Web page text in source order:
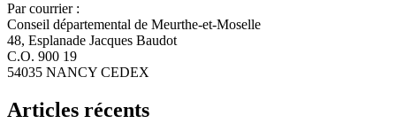
Par courrier :
Conseil départemental de Meurthe-et-Moselle
48, Esplanade Jacques Baudot
C.O. 900 19
54035 NANCY CEDEX
Articles récents